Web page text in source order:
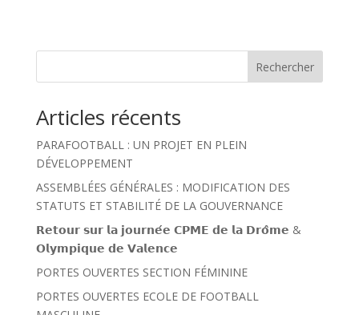
Rechercher
Articles récents
PARAFOOTBALL : UN PROJET EN PLEIN
DÉVELOPPEMENT
ASSEMBLÉES GÉNÉRALES : MODIFICATION DES
STATUTS ET STABILITÉ DE LA GOUVERNANCE
𝗥𝗲𝘁𝗼𝘂𝗿 𝘀𝘂𝗿 𝗹𝗮 𝗷𝗼𝘂𝗿𝗻𝗲́𝗲 𝗖𝗣𝗠𝗘 𝗱𝗲 𝗹𝗮 𝗗𝗿𝗼̂𝗺𝗲 &
𝗢𝗹𝘆𝗺𝗽𝗶𝗾𝘂𝗲 𝗱𝗲 𝗩𝗮𝗹𝗲𝗻𝗰𝗲
PORTES OUVERTES SECTION FÉMININE
PORTES OUVERTES ECOLE DE FOOTBALL